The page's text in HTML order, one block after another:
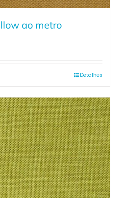
ao metro
Detalhes